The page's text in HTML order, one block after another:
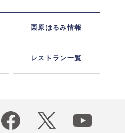
栗原はるみ情報
レストラン一覧